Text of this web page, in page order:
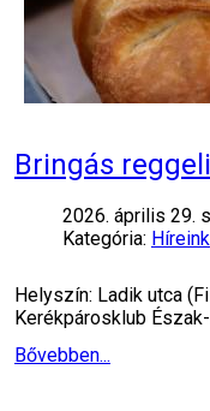
Bringás
2026. április 29.
Kategória: Híreink
Helyszín: Ladik utca
Kerékpárosklub
Bővebben...